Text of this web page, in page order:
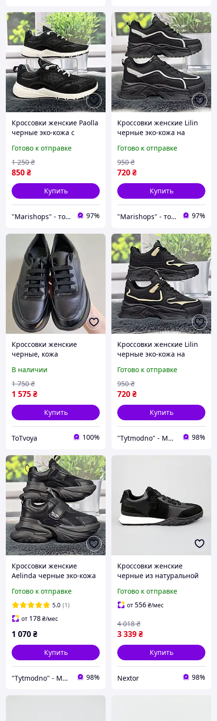
Кроссовки женские Paolla
черные эко-кожа с
4865
Готово к отправке
850₴
1 250 ₴
Купить
"Marishops" - товары для всей семьи. 97%
Кроссовки женские Lilin
черные эко-кожа на
демисезонные 8141
Готово к отправке
720₴
950 ₴
Купить
"Marishops" - товары для всей семьи. 97%
Кроссовки женские
черные, кожа
В наличии
1 575₴
1 750 ₴
Купить
ToTvoya 100%
Кроссовки женские Lilin
черные эко-кожа на
демисезонные 8340
Готово к отправке
720₴
950 ₴
Купить
"Tytmodno" - Модно, не завжди дорого! 98%
Кроссовки женские
Aelinda черные эко-кожа
8370
Готово к отправке
5.0 (1)
от 178₴/мес
1 070₴
Купить
"Tytmodno" - Модно, не завжди дорого! 98%
Кроссовки женские
черные из натуральной
спортивные Nextor
Кросівки жіночі чорні з
демісезон
Готово к отправке
от556₴/мес
3 339₴
4 018 ₴
Купить
Nextor 98%